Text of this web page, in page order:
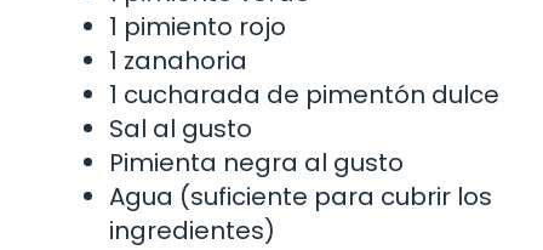
1 pimiento rojo
1 zanahoria
1 cucharada de pimentón dulce
Sal al gusto
Pimienta negra al gusto
Agua (suficiente para cubrir los
ingredientes)